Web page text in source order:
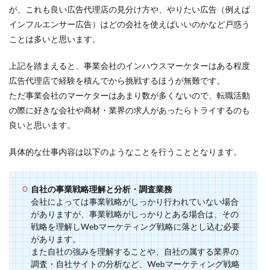
が、これも良い広告代理店の見分け方や、やりたい広告（例えば
インフルエンサー広告）はどの会社を使えばいいのかなど戸惑う
ことは多いと思います。
上記を踏まえると、事業会社のインハウスマーケターはある程度
広告代理店で経験を積んでから挑戦するほうが無難です。
ただ事業会社のマーケターはあまり数が多くないので、転職活動
の際に好きな会社や商材・業界の求人があったらトライするのも
良いと思います。
具体的な仕事内容は以下のようなことを行うこととなります。
自社の事業戦略理解と分析・調査業務
会社によっては事業戦略がしっかり行われていない場合
がありますが、事業戦略がしっかりとある場合は、その
戦略を理解しWebマーケティング戦略に落とし込む必要
があります。
また自社の強みを理解することや、自社の属する業界の
調査・自社サイトの分析など、Webマーケティング戦略